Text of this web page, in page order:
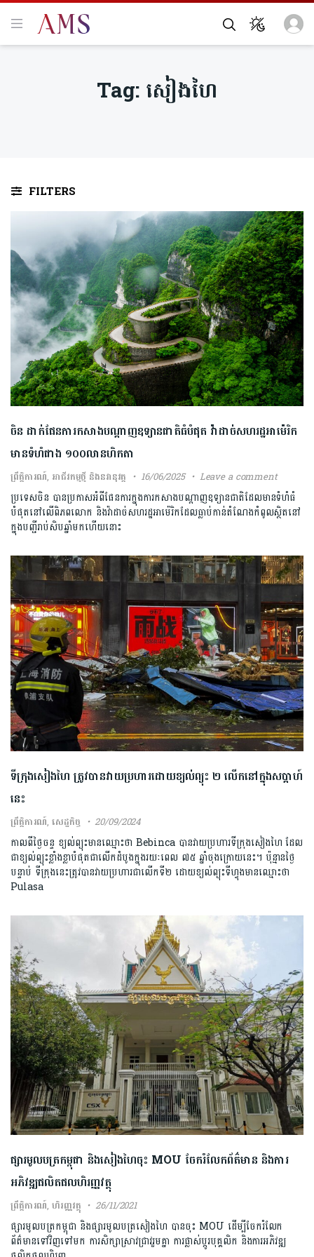
Tag:សៀងហៃ
FILTERS
ចិន ដាក់ផែនការកសាងបណ្តាញឧទ្យានជាតិធំបំផុត វ៉ាដាច់សហរដ្ឋអាម៉េរិក
មានទំហំជាង ១០០លានហិកតា
ព្រឹត្តិការណ៍, អាជីវកម្មថ្មី និងនវានុវត្ត 16/06/2025 Leave a comment
ប្រទេសចិន បានប្រកាសអំពីផែនការក្នុងការកសាងបណ្តាញឧទ្យានជាតិដែលមានទំហំធំ
បំផុតនៅលើពិភពលោក និងវ៉ាដាច់សហរដ្ឋអាម៉េរិកដែលធ្លាប់កាន់តំណែងកំពូលស្ថិតនៅ
ក្នុងបញ្ជីរាប់សិបឆ្នាំមកហើយនោះ
ទីក្រុងសៀងហៃ ត្រូវបានវាយប្រហារដោយខ្យល់ព្យុះ ២ លើកនៅក្នុងសប្តាហ៍
នេះ
ព្រឹត្តិការណ៍,សេដ្ឋកិច្ច 20/09/2024
កាលពីថ្ងៃចន្ទ ខ្យល់ព្យុះមានឈ្មោះថា Bebinca បានវាយប្រហារទីក្រុងសៀងហៃ ដែល
ជាខ្យល់ព្យុះខ្លាំងខ្លាបំផុតជាលើកដំបូងក្នុងរយៈពេល ៧៥ ឆ្នាំចុងក្រោយនេះ។ ប៉ុន្មានថ្ងៃ
បន្ទាប់ ទីក្រុងនេះត្រូវបានវាយប្រហារជាលើកទី២ ដោយខ្យល់ព្យុះទីហ្វុងមានឈ្មោះថា
Pulasa
ផ្សារមូលបត្រកម្ពុជា និងសៀងហៃចុះ MOU ចែករំលែកព័ត៌មាន និងការ
អភិវឌ្ឍផលិតផលហិរញ្ញវត្ថុ
ព្រឹត្តិការណ៍,ហិរញ្ញវត្ថុ 26/11/2021
ផ្សារមូលបត្រកម្ពុជា និងផ្សារមូលបត្រសៀងហៃ បានចុះ MOU ដើម្បីចែករំលែក
ព័ត៌មានទៅវិញទៅមក ការសិក្សាស្រាវជ្រាវរួមគ្នា ការផ្លាស់ប្តូរបុគ្គលិក និងការអភិវឌ្ឍ